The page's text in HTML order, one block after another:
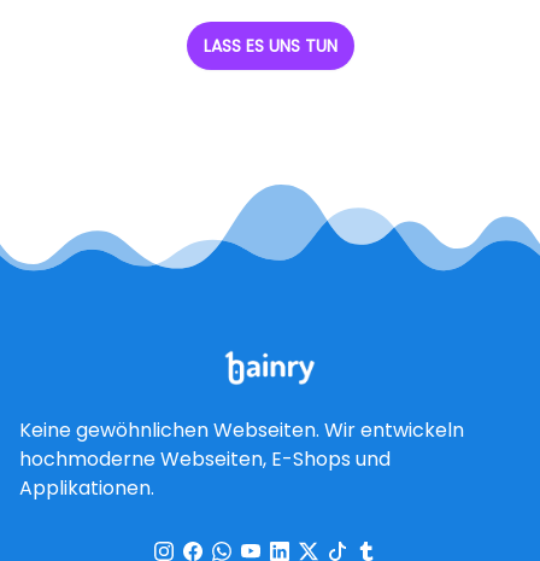
LASS ES UNS TUN
Keine gewöhnlichen Webseiten. Wir entwickeln
hochmoderne Webseiten, E-Shops und
Applikationen.